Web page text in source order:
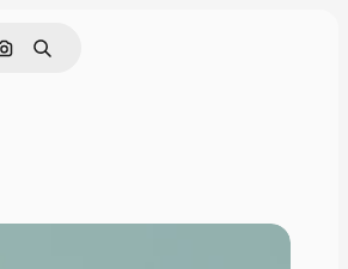
Поиск по изображению
Поиск